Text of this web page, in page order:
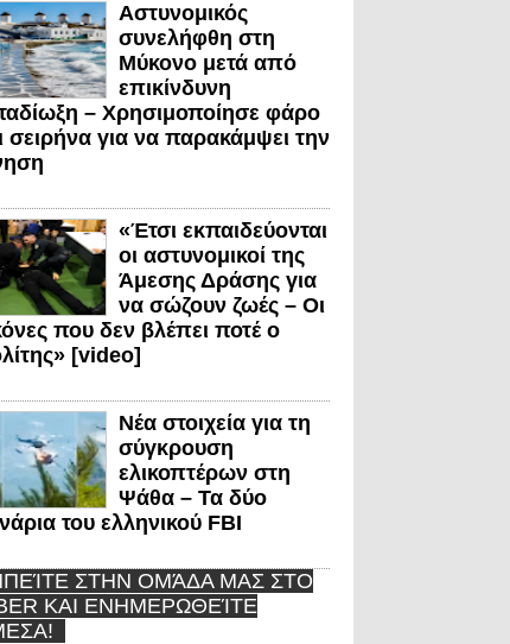
Αστυνομικός
συνελήφθη στη
Μύκονο μετά από
επικίνδυνη
– Χρησιμοποίησε φάρο
σειρήνα για να παρακάμψει την
«Έτσι εκπαιδεύονται
οι αστυνομικοί της
Άμεσης Δράσης για
να σώζουν ζωές – Οι
που δεν βλέπει ποτέ ο
[video]
Νέα στοιχεία για τη
σύγκρουση
ελικοπτέρων στη
Ψάθα – Τα δύο
του ελληνικού FBI
ΣΤΗΝ ΟΜΆΔΑ ΜΑΣ ΣΤΟ
ΚΑΙ ΕΝΗΜΕΡΩΘΕΊΤΕ